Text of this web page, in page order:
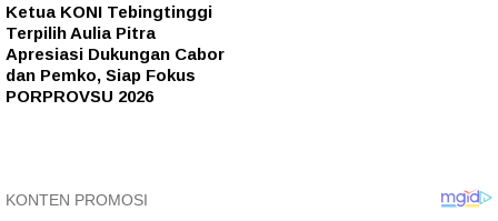
Ketua KONI Tebingtinggi
Terpilih Aulia Pitra
Apresiasi Dukungan Cabor
dan Pemko, Siap Fokus
PORPROVSU 2026